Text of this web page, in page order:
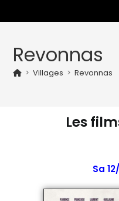
Revonnas
> Villages > Revonnas
Les
Sa